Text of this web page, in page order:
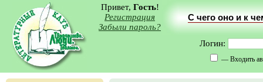
Привет, Гость!
Регистрация
Забыли пароль?
С чего оно и к
Логин:
— Входить